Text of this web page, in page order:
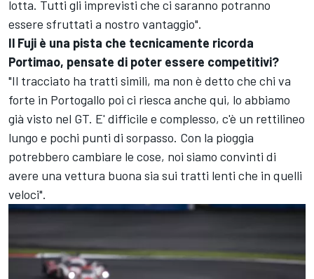
lotta. Tutti gli imprevisti che ci saranno potranno
essere sfruttati a nostro vantaggio".
Il Fuji è una pista che tecnicamente ricorda
Portimao, pensate di poter essere competitivi?
"Il tracciato ha tratti simili, ma non è detto che chi va
forte in Portogallo poi ci riesca anche qui, lo abbiamo
già visto nel GT. E' difficile e complesso, c'è un rettilineo
lungo e pochi punti di sorpasso. Con la pioggia
potrebbero cambiare le cose, noi siamo convinti di
avere una vettura buona sia sui tratti lenti che in quelli
veloci".